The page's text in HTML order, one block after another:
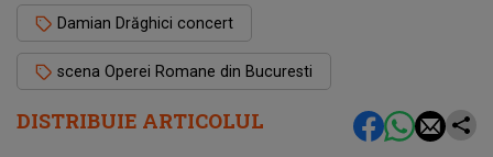
DISTRIBUIE ARTICOLUL
Damian Drăghici concert
scena Operei Romane din Bucuresti